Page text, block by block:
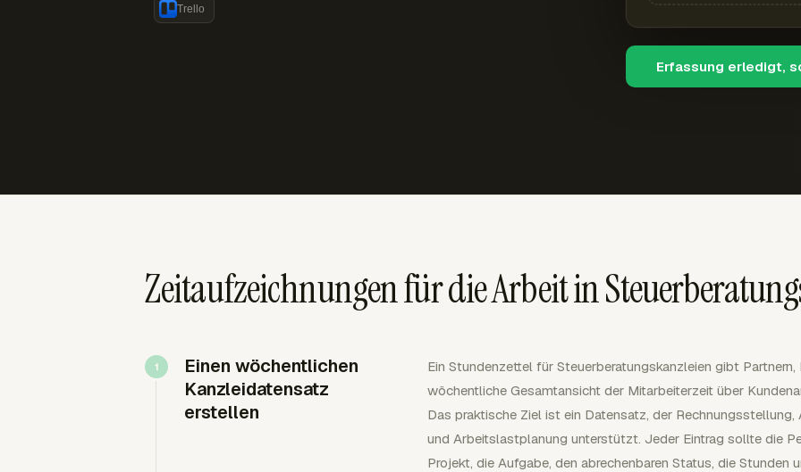
Trello
Erfassung erledigt,
Zeitaufzeichnungen für die Arbeit in
Einen wöchentlichen
Kanzleidatensatz
erstellen
Ein Stundenzettel für Steuerberatungskanzleien gibt
wöchentliche Gesamtansicht der Mitarbeiterzeit über
Das praktische Ziel ist ein Datensatz, der
und Arbeitslastplanung unterstützt. Jeder Eintrag sollte die
Projekt, die Aufgabe, den abrechenbaren Status, die Stunden